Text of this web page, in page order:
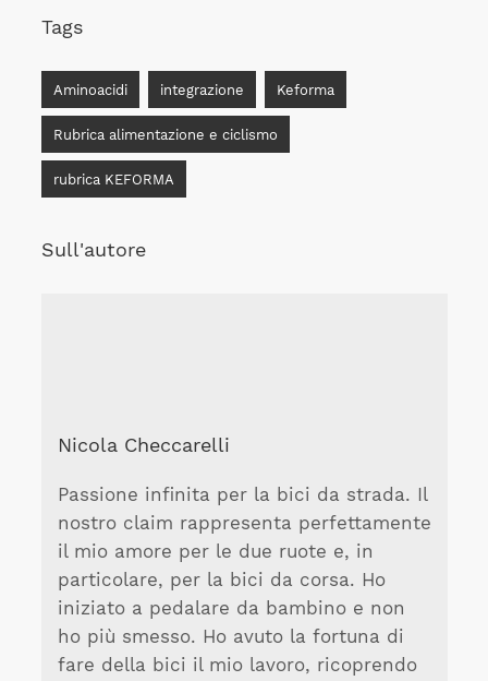
Tags
Aminoacidi integrazione Keforma
Rubrica alimentazione e ciclismo
rubrica KEFORMA
Sull'autore
Nicola Checcarelli
Passione infinita per la bici da strada. Il
nostro claim rappresenta perfettamente
il mio amore per le due ruote e, in
particolare, per la bici da corsa. Ho
iniziato a pedalare da bambino e non
ho più smesso. Ho avuto la fortuna di
fare della bici il mio lavoro, ricoprendo